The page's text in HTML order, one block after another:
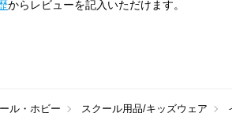
からレビューを記入いただけます。
ル・ホビー スクール用品/キッズウェア